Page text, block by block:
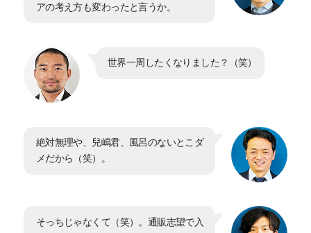
アの考え方も変わったと言うか。
世界一周したくなりました？（笑）
絶対無理や、兒嶋君、風呂のないとこダ
メだから（笑）。
そっちじゃなくて（笑）。通販志望で入